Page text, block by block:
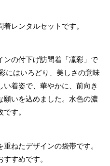
レンタルセットです。
ンの付下げ訪問着「凜彩」で
にはいろどり、美しさの意味
着姿で、華やかに、前向き
願いを込めました。水色の濃
す。
ねたデザインの袋帯です。
すめです。